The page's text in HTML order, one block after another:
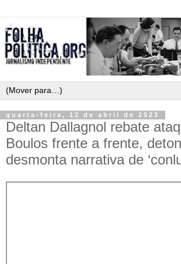
quarta-feira, 12 de abril de 2023
Deltan Dallagnol rebate
Boulos frente a frente,
desmonta narrativa de